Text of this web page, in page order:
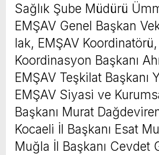
Sağlık Şube Müdürü
EMŞAV Genel Baş­kan
lak, EMŞAV
Koordinasyon Başkanı
EMŞAV Teşkilat Başkanı
EMŞAV Siyasi ve
Başkanı Murat
Kocaeli İl Başkanı Esat
Muğla İl Başkanı Cevdet